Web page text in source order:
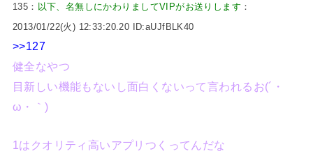
135： 以下、名無しにかわりましてVIPがお送りします ：
2013/01/22(火) 12:33:20.20 ID:aUJfBLK40
>>127
健全なやつ
目新しい機能もないし面白くないって言われるお(´・
ω・｀)
1はクオリティ高いアプリつくってんだな